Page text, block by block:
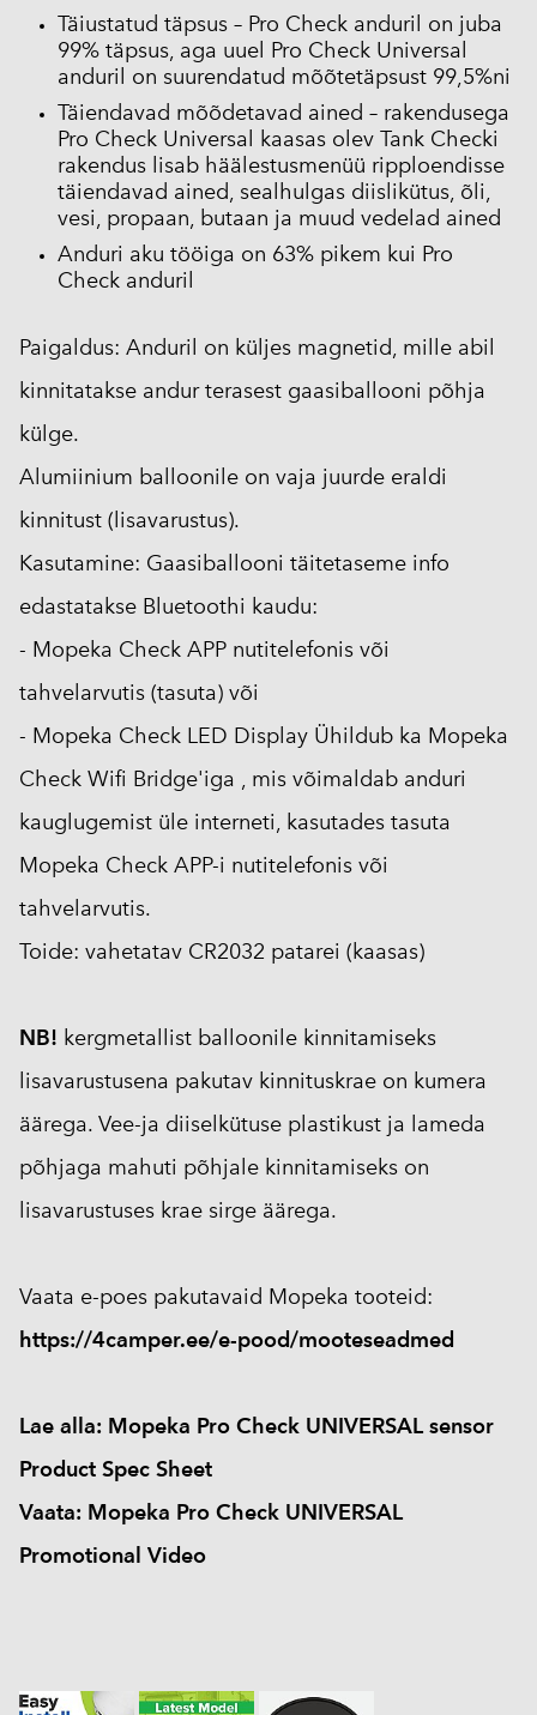
Täiustatud täpsus – Pro Check anduril on juba
99% täpsus, aga uuel Pro Check Universal
anduril on suurendatud mõõtetäpsust 99,5%ni
Täiendavad mõõdetavad ained – rakendusega
Pro Check Universal kaasas olev Tank Checki
rakendus lisab häälestusmenüü ripploendisse
täiendavad ained, sealhulgas diislikütus, õli,
vesi, propaan, butaan ja muud vedelad ained
Anduri aku tööiga on 63% pikem kui Pro
Check anduril
Paigaldus: Anduril on küljes magnetid, mille abil
kinnitatakse andur terasest gaasiballooni põhja
külge.
Alumiinium balloonile on vaja juurde eraldi
kinnitust (lisavarustus).
Kasutamine: Gaasiballooni täitetaseme info
edastatakse Bluetoothi kaudu:
- Mopeka Check APP nutitelefonis või
tahvelarvutis (tasuta) või
- Mopeka Check LED Display Ühildub ka Mopeka
Check Wifi Bridge'iga , mis võimaldab anduri
kauglugemist üle interneti, kasutades tasuta
Mopeka Check APP-i nutitelefonis või
tahvelarvutis.
Toide: vahetatav CR2032 patarei (kaasas)
NB! kergmetallist balloonile kinnitamiseks
lisavarustusena pakutav kinnituskrae on kumera
äärega. Vee-ja diiselkütuse plastikust ja lameda
põhjaga mahuti põhjale kinnitamiseks on
lisavarustuses krae sirge äärega.
Vaata e-poes pakutavaid Mopeka tooteid:
https://4camper.ee/e-pood/mooteseadmed
Lae alla: Mopeka Pro Check UNIVERSAL sensor
Product Spec Sheet
Vaata: Mopeka Pro Check UNIVERSAL
Promotional Video